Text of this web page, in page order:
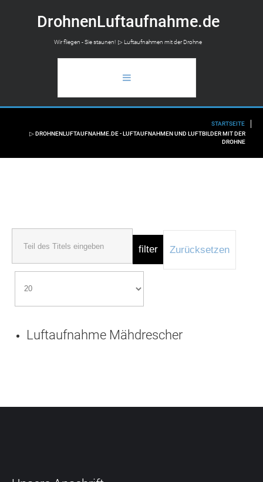
DrohnenLuftaufnahme.de
Wir fliegen - Sie staunen! ▷ Luftaufnahmen mit der Drohne
INFO
STARTSEITE
▷ DROHNENLUFTAUFNAHME.DE - LUFTAUFNAHMEN UND LUFTBILDER MIT DER
DROHNE
filter Zurücksetzen
Luftaufnahme Mähdrescher